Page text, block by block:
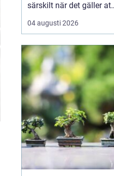
särskilt när det gäller att
välja bland många
erbjudanden på en
Jämtland. Kvalificerade
rörmokare är viktiga för
att s&aum...
04 augusti 2026